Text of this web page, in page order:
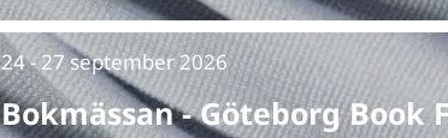
24 - 27 september 2026
Bokmässan - Göteborg Book